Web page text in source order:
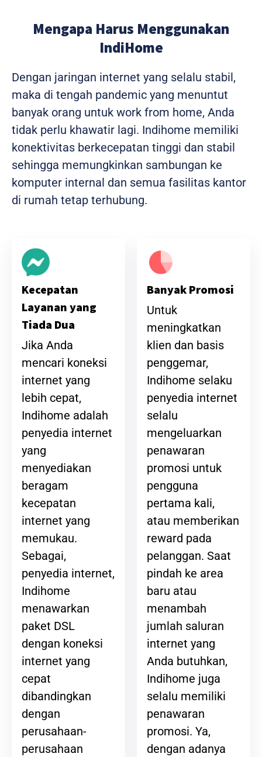
Mengapa Harus Menggunakan
IndiHome
Dengan jaringan internet yang selalu stabil,
maka di tengah pandemic yang menuntut
banyak orang untuk work from home, Anda
tidak perlu khawatir lagi. Indihome memiliki
konektivitas berkecepatan tinggi dan stabil
sehingga memungkinkan sambungan ke
komputer internal dan semua fasilitas kantor
di rumah tetap terhubung.
Kecepatan
Layanan yang
Tiada Dua
Jika Anda
mencari koneksi
internet yang
lebih cepat,
Indihome adalah
penyedia internet
yang
menyediakan
beragam
kecepatan
internet yang
memukau.
Sebagai,
penyedia internet,
Indihome
menawarkan
paket DSL
dengan koneksi
internet yang
cepat
dibandingkan
dengan
perusahaan-
perusahaan
Banyak Promosi
Untuk
meningkatkan
klien dan basis
penggemar,
Indihome selaku
penyedia internet
selalu
mengeluarkan
penawaran
promosi untuk
pengguna
pertama kali,
atau memberikan
reward pada
pelanggan. Saat
pindah ke area
baru atau
menambah
jumlah saluran
internet yang
Anda butuhkan,
Indihome juga
selalu memiliki
penawaran
promosi. Ya,
dengan adanya